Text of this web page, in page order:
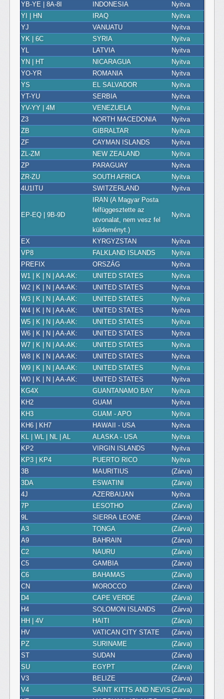
YB-YE | 8A-8I
INDONESIA
Nyitva
YI | HN
IRAQ
Nyitva
YJ
VANUATU
Nyitva
YK | 6C
SYRIA
Nyitva
YL
LATVIA
Nyitva
YN | HT
NICARAGUA
Nyitva
YO-YR
ROMANIA
Nyitva
YS
EL SALVADOR
Nyitva
YT-YU
SERBIA
Nyitva
YV-YY | 4M
VENEZUELA
Nyitva
Z3
NORTH MACEDONIA
Nyitva
ZB
GIBRALTAR
Nyitva
ZF
CAYMAN ISLANDS
Nyitva
ZL-ZM
NEW ZEALAND
Nyitva
ZP
PARAGUAY
Nyitva
ZR-ZU
SOUTH AFRICA
Nyitva
4U1ITU
SWITZERLAND Nyitva
EP-EQ | 9B-9D
IRAN (A Magyar Posta
felfüggesztette az
utvonalat, nem vesz fel
küldeményt.)
Nyitva
EX KYRGYZSTAN
Nyitva
VP8
FALKLAND ISLANDS
Nyitva
PREFIX
ORSZÁG
Nyitva
W1 | K | N | AA-AK:
UNITED STATES
Nyitva
W2 | K | N | AA-AK:
UNITED STATES
Nyitva
W3 | K | N | AA-AK:
UNITED STATES
Nyitva
W4 | K | N | AA-AK:
UNITED STATES
Nyitva
W5 | K | N | AA-AK:
UNITED STATES
Nyitva
W6 | K | N | AA-AK:
UNITED STATES
Nyitva
W7 | K | N | AA-AK:
UNITED STATES
Nyitva
W8 | K | N | AA-AK:
UNITED STATES
Nyitva
W9 | K | N | AA-AK:
UNITED STATES
Nyitva
W0 | K | N | AA-AK:
UNITED STATES
Nyitva
KG4X
GUANTANAMO BAY
Nyitva
KH2
GUAM
Nyitva
KH3
GUAM - APO
Nyitva
KH6 | KH7
HAWAII - USA
Nyitva
KL | WL | NL | AL
ALASKA - USA
Nyitva
KP2
VIRGIN ISLANDS
Nyitva
KP3 | KP4
PUERTO RICO
Nyitva
3B
MAURITIUS
(Zárva)
3DA
ESWATINI
(Zárva)
4J
AZERBAIJAN
Nyitva
7P
LESOTHO
(Zárva)
9L
SIERRA LEONE
(Zárva)
A3
TONGA
(Zárva)
A9
BAHRAIN
(Zárva)
C2
NAURU
(Zárva)
C5
GAMBIA
(Zárva)
C6
BAHAMAS
(Zárva)
CN
MOROCCO
(Zárva)
D4
CAPE VERDE
(Zárva)
H4
SOLOMON ISLANDS
(Zárva)
HH | 4V
HAITI
(Zárva)
HV
VATICAN CITY STATE
(Zárva)
PZ
SURINAME
(Zárva)
ST
SUDAN
(Zárva)
SU
EGYPT
(Zárva)
V3
BELIZE
(Zárva)
V4
SAINT KITTS AND NEVIS (Zárva)